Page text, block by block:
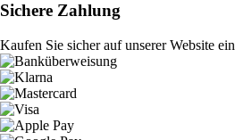
Sichere Zahlung
Kaufen Sie sicher auf unserer Website ein